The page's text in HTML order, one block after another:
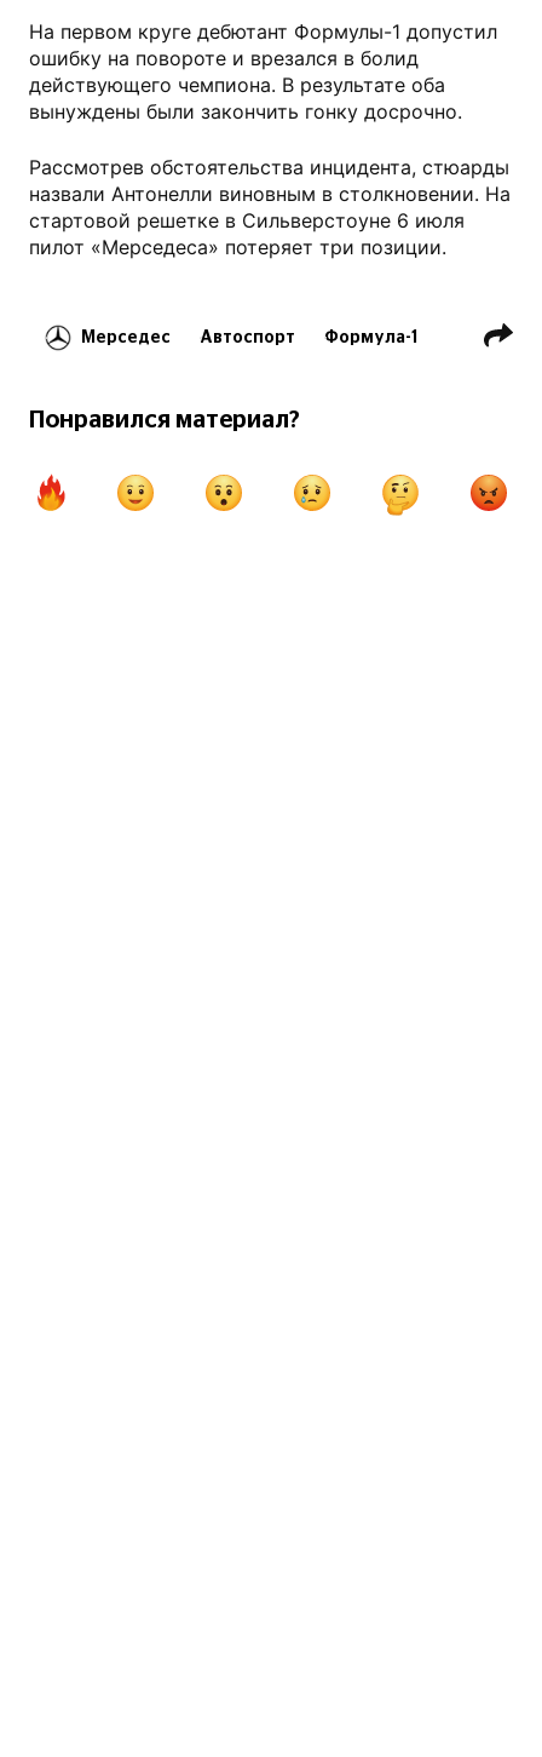
На первом круге дебютант Формулы-1 допустил
ошибку на повороте и врезался в болид
действующего чемпиона. В результате оба
вынуждены были закончить гонку досрочно.
Рассмотрев обстоятельства инцидента, стюарды
назвали Антонелли виновным в столкновении. На
стартовой решетке в Сильверстоуне 6 июля
пилот «Мерседеса» потеряет три позиции.
Мерседес Автоспорт Формула-1
Макс Ферстаппен
Понравился материал?